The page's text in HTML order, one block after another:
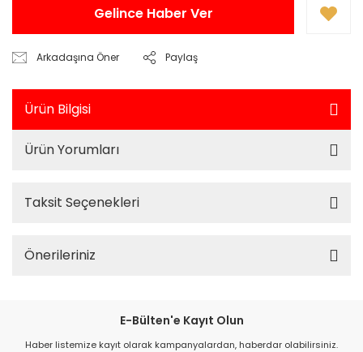
Gelince Haber Ver
Arkadaşına Öner Paylaş
Ürün Bilgisi
Ürün Yorumları
Taksit Seçenekleri
Önerileriniz
E-Bülten'e Kayıt Olun
Haber listemize kayıt olarak kampanyalardan, haberdar olabilirsiniz.